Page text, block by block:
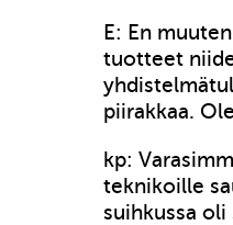
E: En
tuotteet
piirakkaa.
kp:
teknikoille
suihkussa oli